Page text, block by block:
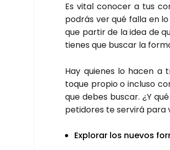
Es vital cono­cer a tus
podrás ver qué falla en
que par­tir de la idea de
tie­nes que bus­car la
Hay quie­nes lo hacen a
toque pro­pio o inclu­so
que debes bus­car. ¿Y
pe­ti­do­res te ser­vi­rá para
Explo­rar los nue­vos